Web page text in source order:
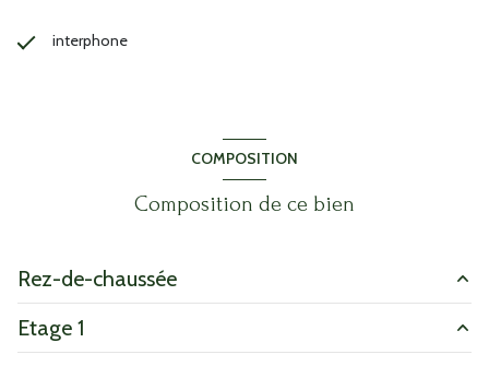
interphone
COMPOSITION
Composition de ce bien
Rez-de-chaussée
entrée
Etage 1